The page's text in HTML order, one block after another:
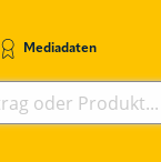
Mediadaten